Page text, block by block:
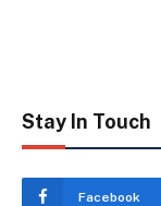
Stay In Touch
Facebook